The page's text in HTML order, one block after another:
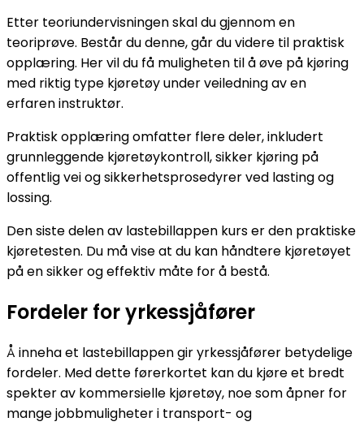
Etter teoriundervisningen skal du gjennom en
teoriprøve. Består du denne, går du videre til praktisk
opplæring. Her vil du få muligheten til å øve på kjøring
med riktig type kjøretøy under veiledning av en
erfaren instruktør.
Praktisk opplæring omfatter flere deler, inkludert
grunnleggende kjøretøykontroll, sikker kjøring på
offentlig vei og sikkerhetsprosedyrer ved lasting og
lossing.
Den siste delen av lastebillappen kurs er den praktiske
kjøretesten. Du må vise at du kan håndtere kjøretøyet
på en sikker og effektiv måte for å bestå.
Fordeler for yrkessjåfører
Å inneha et lastebillappen gir yrkessjåfører betydelige
fordeler. Med dette førerkortet kan du kjøre et bredt
spekter av kommersielle kjøretøy, noe som åpner for
mange jobbmuligheter i transport- og